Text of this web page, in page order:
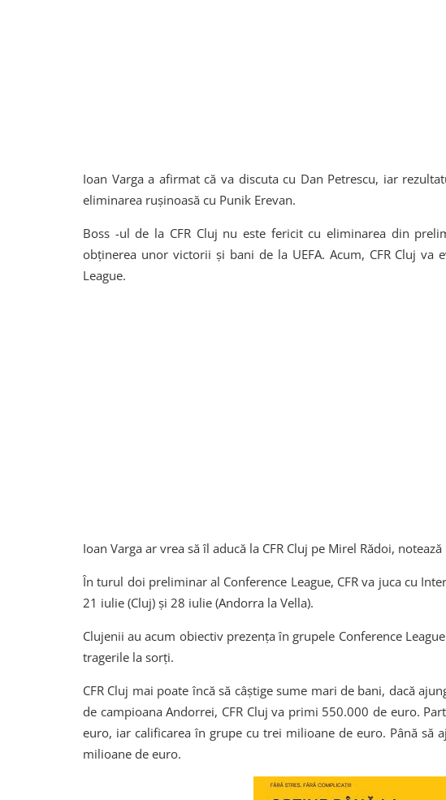
Ioan Varga a afirmat că va discuta cu Dan Petrescu, iar
eliminarea rușinoasă cu Punik Erevan.
Boss -ul de la CFR Cluj nu este fericit cu eliminarea din
obținerea unor victorii și bani de la UEFA. Acum, CFR Cluj
League.
Ioan Varga ar vrea să îl aducă la CFR Cluj pe Mirel Rădoi,
În turul doi preliminar al Conference League, CFR va juca cu
21 iulie (Cluj) și 28 iulie (Andorra la Vella).
Clujenii au acum obiectiv prezența în grupele Conference
tragerile la sorți.
CFR Cluj mai poate încă să câștige sume mari de bani, dacă
de campioana Andorrei, CFR Cluj va primi 550.000 de euro.
euro, iar calificarea în grupe cu trei milioane de euro. Până să
milioane de euro.